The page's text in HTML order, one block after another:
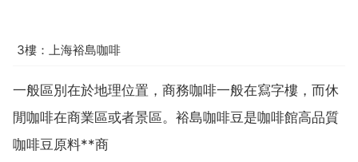
3樓：上海裕島咖啡
一般區別在於地理位置，商務咖啡一般在寫字樓，而休
閒咖啡在商業區或者景區。裕島咖啡豆是咖啡館高品質
咖啡豆原料**商